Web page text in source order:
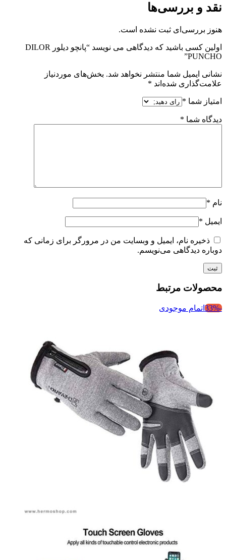
نقد و بررسی‌ها
هنوز بررسی‌ای ثبت نشده است.
اولین کسی باشید که دیدگاهی می نویسد “پانچو دیلور DILOR
PUNCHO”
نشانی ایمیل شما منتشر نخواهد شد. بخش‌های موردنیاز
علامت‌گذاری شده‌اند *
امتیاز شما *
دیدگاه شما *
نام *
ایمیل *
ذخیره نام، ایمیل و وبسایت من در مرورگر برای زمانی که
دوباره دیدگاهی می‌نویسم.
محصولات مرتبط
-33% اتمام موجودی